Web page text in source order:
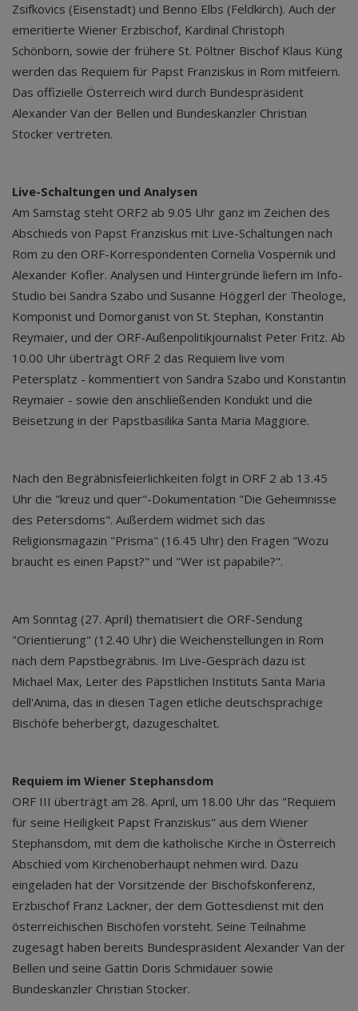
Zsifkovics (Eisenstadt) und Benno Elbs (Feldkirch). Auch der
emeritierte Wiener Erzbischof, Kardinal Christoph
Schönborn, sowie der frühere St. Pöltner Bischof Klaus Küng
werden das Requiem für Papst Franziskus in Rom mitfeiern.
Das offizielle Österreich wird durch Bundespräsident
Alexander Van der Bellen und Bundeskanzler Christian
Stocker vertreten.
Live-Schaltungen und Analysen
Am Samstag steht ORF2 ab 9.05 Uhr ganz im Zeichen des
Abschieds von Papst Franziskus mit Live-Schaltungen nach
Rom zu den ORF-Korrespondenten Cornelia Vospernik und
Alexander Kofler. Analysen und Hintergründe liefern im Info-
Studio bei Sandra Szabo und Susanne Höggerl der Theologe,
Komponist und Domorganist von St. Stephan, Konstantin
Reymaier, und der ORF-Außenpolitikjournalist Peter Fritz. Ab
10.00 Uhr überträgt ORF 2 das Requiem live vom
Petersplatz - kommentiert von Sandra Szabo und Konstantin
Reymaier - sowie den anschließenden Kondukt und die
Beisetzung in der Papstbasilika Santa Maria Maggiore.
Nach den Begräbnisfeierlichkeiten folgt in ORF 2 ab 13.45
Uhr die "kreuz und quer"-Dokumentation "Die Geheimnisse
des Petersdoms". Außerdem widmet sich das
Religionsmagazin "Prisma" (16.45 Uhr) den Fragen "Wozu
braucht es einen Papst?" und "Wer ist papabile?".
Am Sonntag (27. April) thematisiert die ORF-Sendung
"Orientierung" (12.40 Uhr) die Weichenstellungen in Rom
nach dem Papstbegräbnis. Im Live-Gespräch dazu ist
Michael Max, Leiter des Päpstlichen Instituts Santa Maria
dell'Anima, das in diesen Tagen etliche deutschsprachige
Bischöfe beherbergt, dazugeschaltet.
Requiem im Wiener Stephansdom
ORF III überträgt am 28. April, um 18.00 Uhr das "Requiem
für seine Heiligkeit Papst Franziskus" aus dem Wiener
Stephansdom, mit dem die katholische Kirche in Österreich
Abschied vom Kirchenoberhaupt nehmen wird. Dazu
eingeladen hat der Vorsitzende der Bischofskonferenz,
Erzbischof Franz Lackner, der dem Gottesdienst mit den
österreichischen Bischöfen vorsteht. Seine Teilnahme
zugesagt haben bereits Bundespräsident Alexander Van der
Bellen und seine Gattin Doris Schmidauer sowie
Bundeskanzler Christian Stocker.